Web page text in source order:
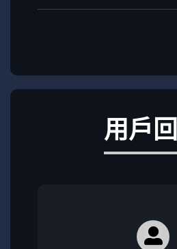
用戶